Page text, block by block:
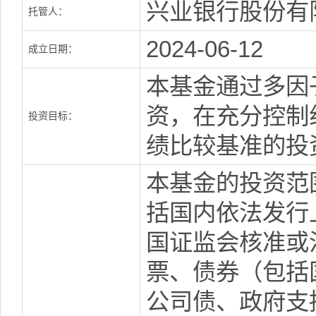
托管人： 兴业银行股份有
成立日期： 2024-06-12
投资目标：
本基金通过多
资，在充分控
绩比较基准的
本基金的投资
括国内依法发
国证监会核准
票、债券（包
公司债、政府